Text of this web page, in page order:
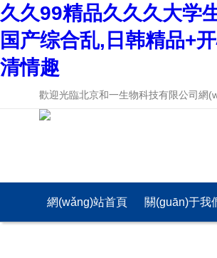
久久99精品久久久大学
国产综合乱,日韩精品+
清情趣
歡迎光臨北京和一生物科技有限公司網
網(wǎng)站首頁 關(guān)于我